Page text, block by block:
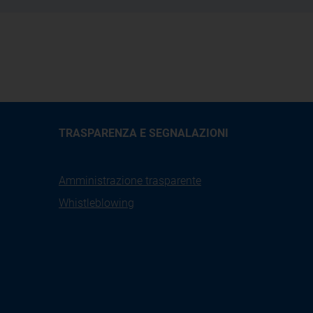
TRASPARENZA E SEGNALAZIONI
Amministrazione trasparente
Whistleblowing